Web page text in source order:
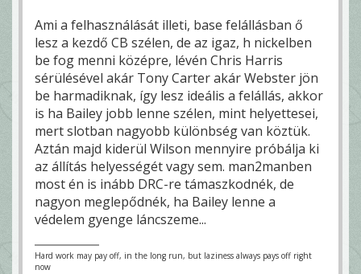
Ami a felhasználását illeti, base felállásban ő
lesz a kezdő CB szélen, de az igaz, h nickelben
be fog menni középre, lévén Chris Harris
sérülésével akár Tony Carter akár Webster jön
be harmadiknak, így lesz ideális a felállás, akkor
is ha Bailey jobb lenne szélen, mint helyettesei,
mert slotban nagyobb különbség van köztük.
Aztán majd kiderül Wilson mennyire próbálja ki
az állítás helyességét vagy sem. man2manben
most én is inább DRC-re támaszkodnék, de
nagyon meglepődnék, ha Bailey lenne a
védelem gyenge láncszeme...
Hard work may pay off, in the long run, but laziness always pays off right
now